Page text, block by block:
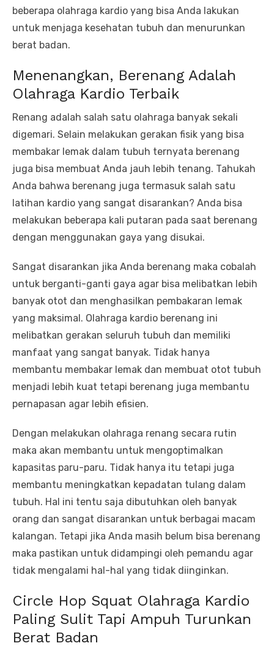
beberapa olahraga kardio yang bisa Anda lakukan
untuk menjaga kesehatan tubuh dan menurunkan
berat badan.
Menenangkan, Berenang Adalah
Olahraga Kardio Terbaik
Renang adalah salah satu olahraga banyak sekali
digemari. Selain melakukan gerakan fisik yang bisa
membakar lemak dalam tubuh ternyata berenang
juga bisa membuat Anda jauh lebih tenang. Tahukah
Anda bahwa berenang juga termasuk salah satu
latihan kardio yang sangat disarankan? Anda bisa
melakukan beberapa kali putaran pada saat berenang
dengan menggunakan gaya yang disukai.
Sangat disarankan jika Anda berenang maka cobalah
untuk berganti-ganti gaya agar bisa melibatkan lebih
banyak otot dan menghasilkan pembakaran lemak
yang maksimal. Olahraga kardio berenang ini
melibatkan gerakan seluruh tubuh dan memiliki
manfaat yang sangat banyak. Tidak hanya
membantu membakar lemak dan membuat otot tubuh
menjadi lebih kuat tetapi berenang juga membantu
pernapasan agar lebih efisien.
Dengan melakukan olahraga renang secara rutin
maka akan membantu untuk mengoptimalkan
kapasitas paru-paru. Tidak hanya itu tetapi juga
membantu meningkatkan kepadatan tulang dalam
tubuh. Hal ini tentu saja dibutuhkan oleh banyak
orang dan sangat disarankan untuk berbagai macam
kalangan. Tetapi jika Anda masih belum bisa berenang
maka pastikan untuk didampingi oleh pemandu agar
tidak mengalami hal-hal yang tidak diinginkan.
Circle Hop Squat Olahraga Kardio
Paling Sulit Tapi Ampuh Turunkan
Berat Badan